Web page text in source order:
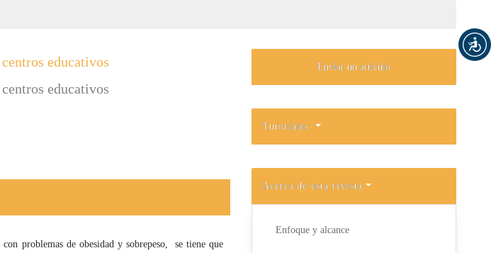
educativos
educativos
problemas de obesidad y sobrepeso, se tiene que
Enviar un artículo
Tutoriales
Acerca de esta revista
Enfoque y alcance